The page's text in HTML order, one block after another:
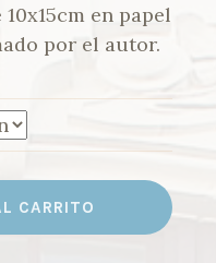
en papel
por el autor.
CARRITO